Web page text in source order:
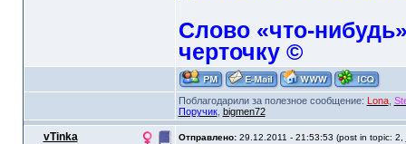
Слово «что-
черточку ©
Поблагодарили за полезное сообщение: Lona,
Поручик, bigmen72
vTinka Отправлено: 29.12.2011 - 21:53:53 (post in topic: 2,